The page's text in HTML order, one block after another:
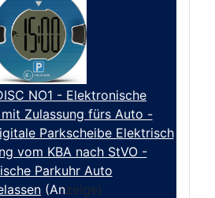
NO1 - Elektronische
Zulassung fürs Auto -
Parkscheibe Elektrisch
vom KBA nach StVO -
Parkuhr Auto
(Anzeige)